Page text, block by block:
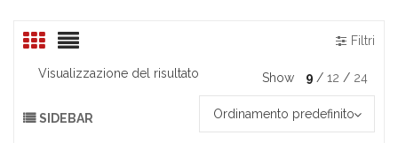
Filtri
Visualizzazione del risultato Show 9 12 24
SIDEBAR Ordinamento predefinito